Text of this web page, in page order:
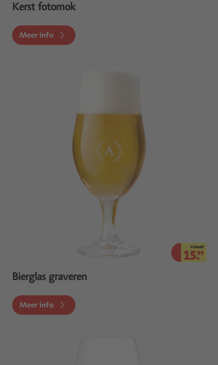
Kerst fotomok
Meer info
VANAF
15.99
Bierglas graveren
Meer info